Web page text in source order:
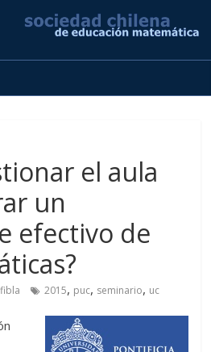
el aula
un
efectivo de
2015, puc, seminario, uc